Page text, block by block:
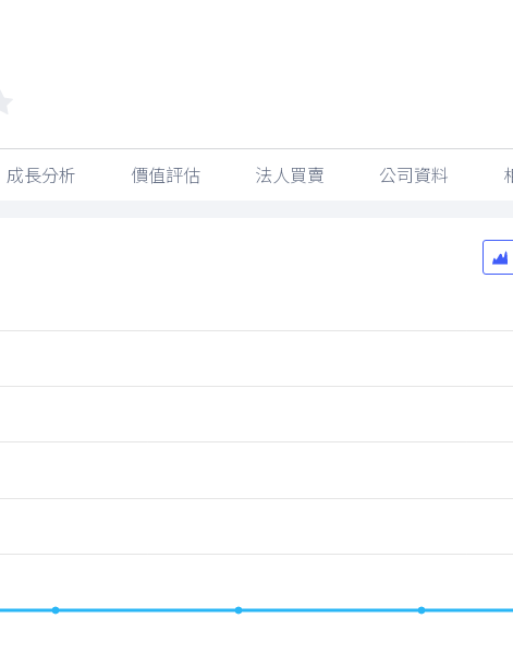
成長分析 價值評估 法人買賣 公司資料